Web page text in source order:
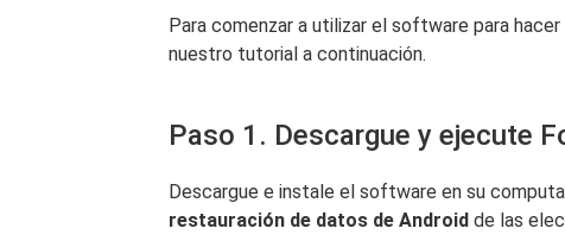
Para comenzar a utilizar el software para
nuestro tutorial a continuación.
Paso 1. Descargue y ejecute
Descargue e instale el software en su
restauración de datos de Android de las